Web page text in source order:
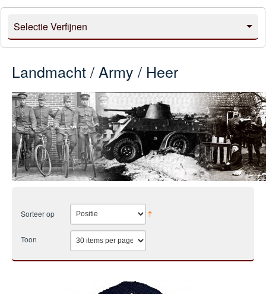
Selectie Verfijnen
Landmacht / Army / Heer
Sorteer op
Toon